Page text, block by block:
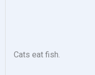
Cats eat fish.